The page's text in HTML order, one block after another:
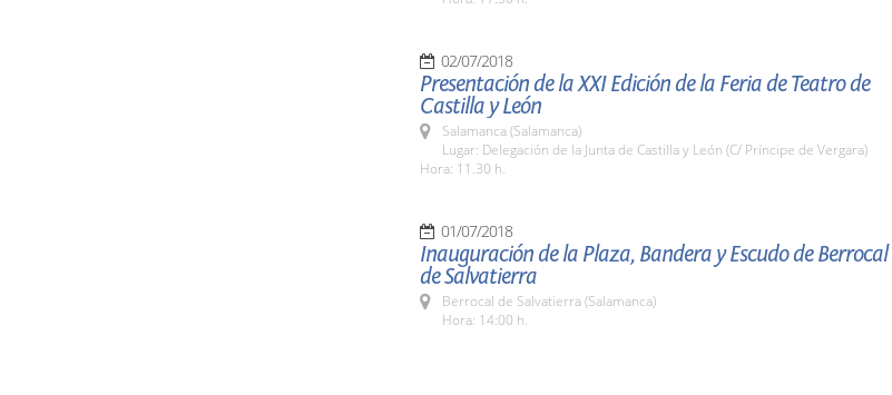
02/07/2018
Presentación de la XXI Edición de la Feria de Teatro de
Castilla y León
Salamanca (Salamanca)
Lugar: Delegación de la Junta de Castilla y León (C/ Príncipe de Vergara)
Hora: 11.30 h.
01/07/2018
Inauguración de la Plaza, Bandera y Escudo de Berrocal
de Salvatierra
Berrocal de Salvatierra (Salamanca)
Hora: 14:00 h.